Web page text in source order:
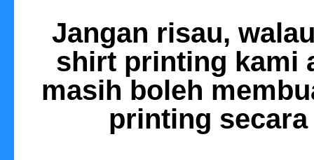
Jangan risau,
shirt printing kami
masih boleh
printing